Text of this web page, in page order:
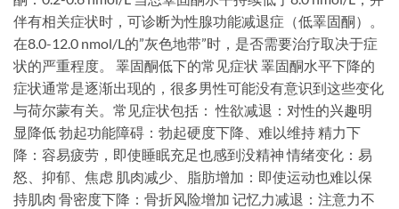
伴有相关症状时，可诊断为性腺功能减退症（低睪固酮）。
在8.0-12.0 nmol/L的”灰色地带”时，是否需要治疗取决于症
状的严重程度。 睪固酮低下的常见症状 睪固酮水平下降的
症状通常是逐渐出现的，很多男性可能没有意识到这些变化
与荷尔蒙有关。常见症状包括： 性欲减退：对性的兴趣明
显降低 勃起功能障碍：勃起硬度下降、难以维持 精力下
降：容易疲劳，即使睡眠充足也感到没精神 情绪变化：易
怒、抑郁、焦虑 肌肉减少、脂肪增加：即使运动也难以保
持肌肉 骨密度下降：骨折风险增加 记忆力减退：注意力不